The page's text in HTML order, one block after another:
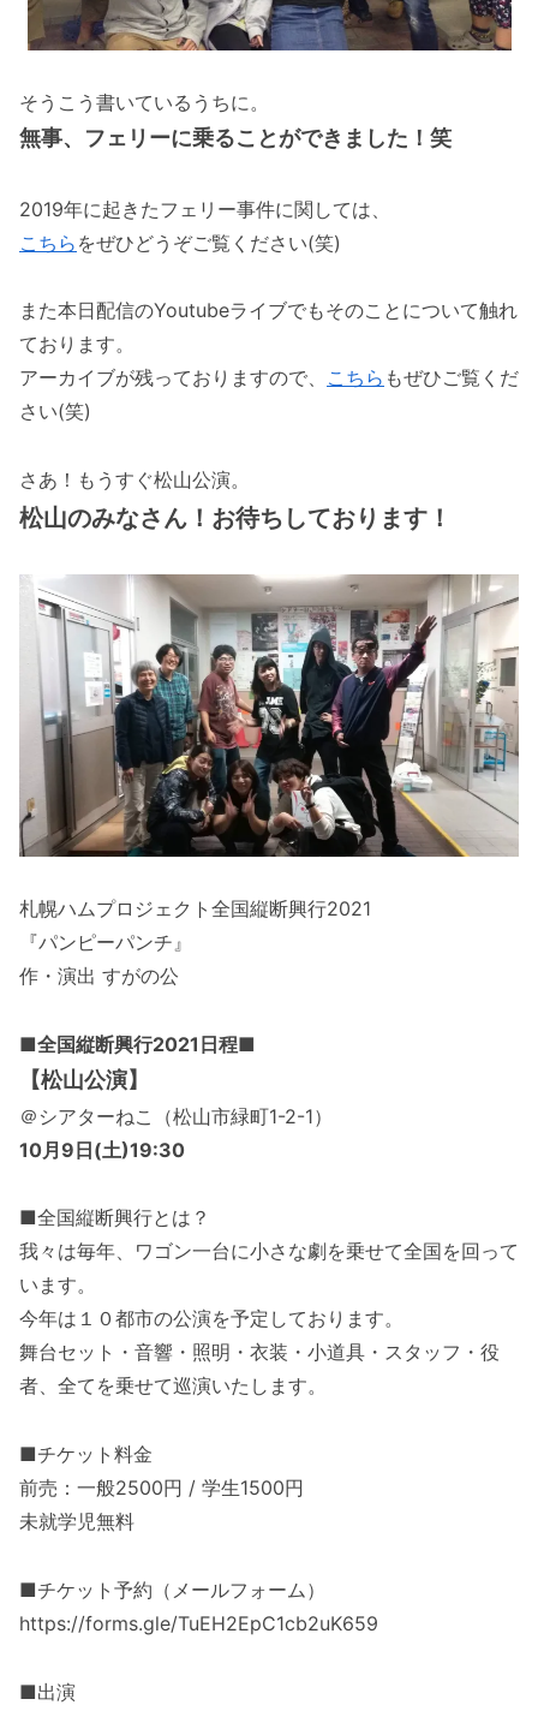
そうこう書いているうちに。
無事、フェリーに乗ることができました！笑
2019年に起きたフェリー事件に関しては、
こちら をぜひどうぞご覧ください(笑)
また本日配信のYoutubeライブでもそのことについて触れ
ております。
アーカイブが残っておりますので、 こちら もぜひご覧くだ
さい(笑)
さあ！もうすぐ松山公演。
松山のみなさん！お待ちしております！
札幌ハムプロジェクト全国縦断興行2021
『パンピーパンチ』
作・演出 すがの公
■全国縦断興行2021日程■
【松山公演】
＠シアターねこ（松山市緑町1-2-1）
10月9日(土)19:30
■全国縦断興行とは？
我々は毎年、ワゴン一台に小さな劇を乗せて全国を回って
います。
今年は１０都市の公演を予定しております。
舞台セット・音響・照明・衣装・小道具・スタッフ・役
者、全てを乗せて巡演いたします。
■チケット料金
前売：一般2500円 / 学生1500円
未就学児無料
■チケット予約（メールフォーム）
https://forms.gle/TuEH2EpC1cb2uK659
■出演